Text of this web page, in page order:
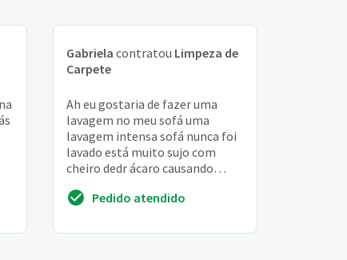
Gabriela contratou Limpeza de
Carpete
Ah eu gostaria de fazer uma
lavagem no meu sofá uma
lavagem intensa sofá nunca foi
lavado está muito sujo com
cheiro dedr ácaro causando
Pedido atendido